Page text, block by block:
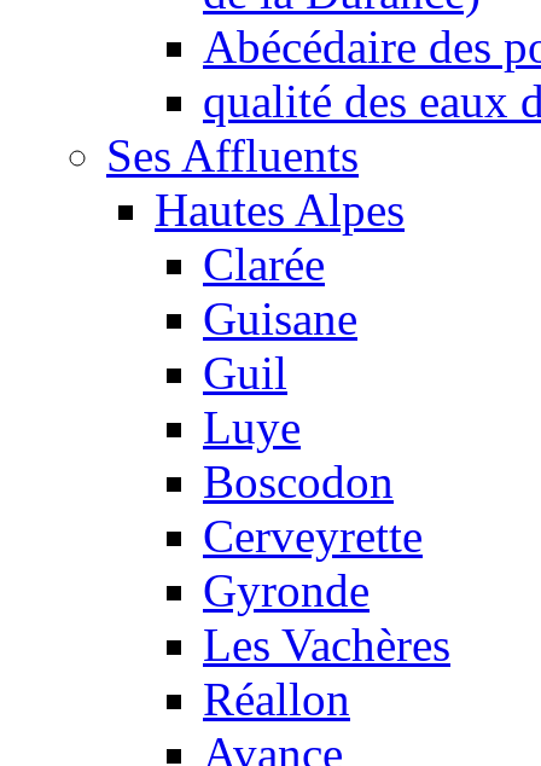
Abécédaire des
qualité des eaux
Ses Affluents
Hautes Alpes
Clarée
Guisane
Guil
Luye
Boscodon
Cerveyrette
Gyronde
Les Vachères
Réallon
Avance